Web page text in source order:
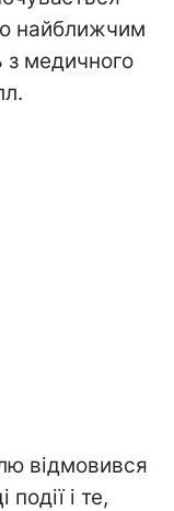
найближчим
з медичного
відмовився
і те,